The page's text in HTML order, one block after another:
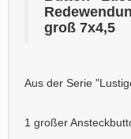
groß 7x4,5
Aus der Serie
1 großer